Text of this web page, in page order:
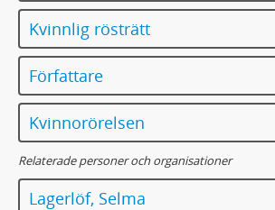
185 - MANUSKRIPT: [Tal till
186a - MANUSKRIPT: Lyktan
186b - MANUSKRIPT: Magister
187 - MANUSKRIPT: Elise Malmros.
188 - MANUSKRIPT: Mamsell
189 - MANUSKRIPT: Man skall aldrig
190 - MANUSKRIPT: Margareta
191 - MANUSKRIPT: Med
192 - MANUSKRIPT: Brev till Karl
Kvinnlig rösträtt
Författare
Kvinnorörelsen
Relaterade personer och organisationer
Lagerlöf, Selma